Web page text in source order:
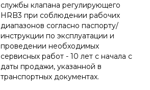
службы клапана регулирующего
HRB3 при соблюдении рабочих
диапазонов согласно паспорту/
инструкции по эксплуатации и
проведении необходимых
сервисных работ - 10 лет с начала с
даты продажи, указанной в
транспортных документах.